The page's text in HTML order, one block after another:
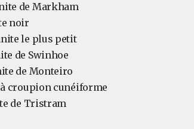
de Markham
noir
le plus petit
de Swinhoe
de Monteiro
croupion cunéiforme
de Tristram